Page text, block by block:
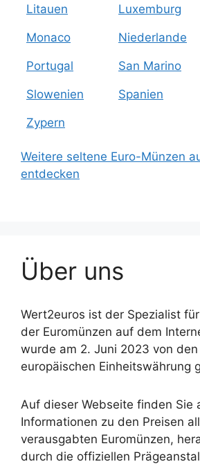
Litauen Luxemburg
Monaco Niederlande
Portugal San Marino
Slowenien Spanien
Zypern
Weitere seltene Euro-Münzen
entdecken
Über uns
Wert2euros ist der Spezialist
der Euromünzen auf dem
wurde am 2. Juni 2023 von
europäischen Einheitswährung
Auf dieser Webseite finden Sie
Informationen zu den Preisen
verausgabten Euromünzen,
durch die offiziellen